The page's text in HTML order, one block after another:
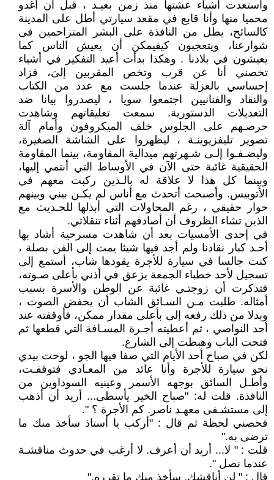
واستعدت أشياء عشتها منذ زمن بعيـد ، قبل أن أغدو
محميا منها وأنا قابع في مقعد سيارتي أطل على المدينة
كالسائح، يطل من النافذة على البشر المتزاحمين فى
شوارعنا، ويتعجبون كيفيمكن أن يعيش الناس كما
يعيشون في بلادنا . وهكذا بدأت أعيد التفكير في أشياء
تخصني أنا عن قرب وتخص المقربين إلىَ، فزاد
إحساسي بالعزلة عندما جلست مع عدد من الكتاب
والنقاد والفنانيين اجتمعوا سويا ، ليصدروا بيانا ضد
التعديلات الدستورية. سمعت تعليقاتهم وشاهدت
حرصـهم على الجلوس خلف الميكروفون وأمام آلة
تصوير تليفزيوينـة ، ليظهروا على الشاشة الصغيرة،
وليضـفـوا إلـى شـهرتهم ميدالية المقاومة، بينما المقاومة
الحقيقية غائبة حتى الآن في الأوساط التي أنتمي إليها،
وبينما كل هذا لا علاقة له بالـذين ركبت معهم في
الأتوبيس. وأصبحت أتحدث مع أناس لم يكـن بيني وبينهم
حوار حقيقي ، رغم المحاولات التي أبذلها للحـديث مع
الذين تشاء الظروف أن أصادفهم أثناء تنقلاتي.
في إحدى الأمسيات بعد أن شاهدت مسرحية أشاد بها
أحـد كبار نقادنا ولم أجد فيها شيئا يمت إلى الفن بصلة ،
كنت جالسا في سيارة للأجرة يقودها شاب، أستمع إلى
تسجيل لأحد خطباء الجمعة يزعق في أذني بأعلى صـوته،
فتذكرت أن زوجتـي غائبة عن الوطن والأسرة بسبب
أمثاله. طلبت مـن السـائق الشاب أن يخفض الصوت ،
وبدلا من ذلك رفعه إلى بأعلى مقدار ممكن، فأوقفته عند
أحد النواصي ، ثم أعطيته أجـرة المسـافة التي قطعها ثم
فتحت الباب وهبطت إلى الشارع.
لكن في صباح أحد الأيام التي صفا فيها الجو ، لوحت بيدي
نحو سيارة للأجرة وأنا عائد من المعـادي فتوقفـت،
وأطـل السائق بوجهه الأسمر وعينيه السوداوين من
النافذة. قلت له: "صباح الخير يأسطى... أريد أن أذهب
إلى مستشـفى معهـد ناصر. كم الأجرة ؟ ".
فحصني لحظة ثم قال : "أركب يا أستاذ سأخذ منك ما
ترضى به."
قلت : " لا... أريد أن أعرف. لا أرغب في حدوث مناقشـة
عندما نصل ".
قال : " لن أناقشك. سأخذ منك ما تقرره."